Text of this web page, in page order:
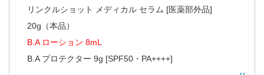
リンクルショット メディカル セラム [医薬部外品]
20g（本品）
B.A ローション 8mL
B.A プロテクター 9g [SPF50・PA++++]